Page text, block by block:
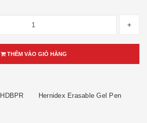
+
THÊM VÀO GIỎ HÀNG
HDBPR Hernidex Erasable Gel Pen